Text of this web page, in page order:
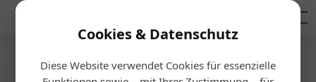
Cookies & Datenschutz
Diese Website verwendet Cookies für essenzielle
Startseite/Allgemein